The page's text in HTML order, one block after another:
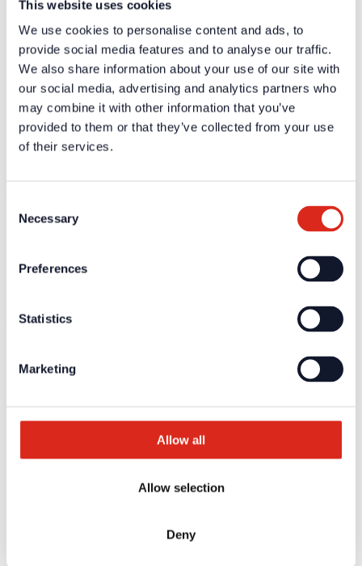
This website uses cookies
We use cookies to personalise content and ads, to
provide social media features and to analyse our traffic.
We also share information about your use of our site with
our social media, advertising and analytics partners who
may combine it with other information that you’ve
provided to them or that they’ve collected from your use
of their services.
Selection
Necessary
Preferences
Statistics
Marketing
Allow all
Allow selection
Deny
Betriebstemperatur
0°C bis 54°C
Schutzart
Gehäuse IP30 / Elektronikbox IP55
Abmessungen (H x B
x T)
165 x 443 x 580 mm
Gewicht
3,5 kg ohne Stickstoff-Löschgaszylinder
Material
Stahlblech
Bemerkungen
Die 3 benötigten Stickstoff-
Löschgaszylinder (Artikel 34181) sind
Weiterführende Informationen und Downloads zu unseren
Produkten und Dienstleistungen sind in dem geschützten
Für diepersönlichen Login-Daten
ist eine einmalige
Ausschreibungstexte
Weiterführende Informationen und Downloads zu unseren
Produkten und Dienstleistungen sind in dem geschützten
Registrierung erforderlich.